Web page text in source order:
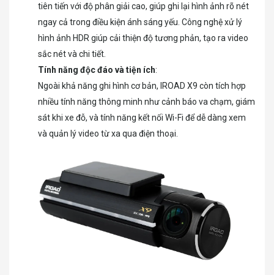
tiên tiến với độ phân giải cao, giúp ghi lại hình ảnh rõ nét
ngay cả trong điều kiện ánh sáng yếu. Công nghệ xử lý
hình ảnh HDR giúp cải thiện độ tương phản, tạo ra video
sắc nét và chi tiết.
Tính năng độc đáo và tiện ích:
Ngoài khả năng ghi hình cơ bản, IROAD X9 còn tích hợp
nhiều tính năng thông minh như cảnh báo va chạm, giám
sát khi xe đỗ, và tính năng kết nối Wi-Fi để dễ dàng xem
và quản lý video từ xa qua điện thoại.